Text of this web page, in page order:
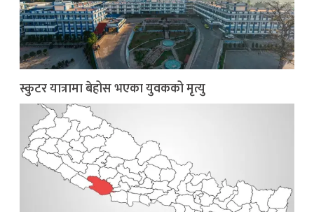
स्कुटर यात्रामा बेहोस भएका युवकको मृत्यु